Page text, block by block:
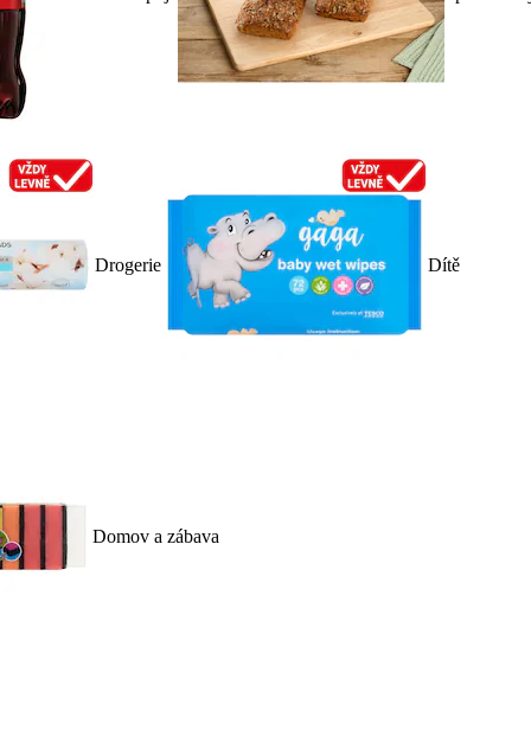
Drogerie Dítě
Domov a zábava